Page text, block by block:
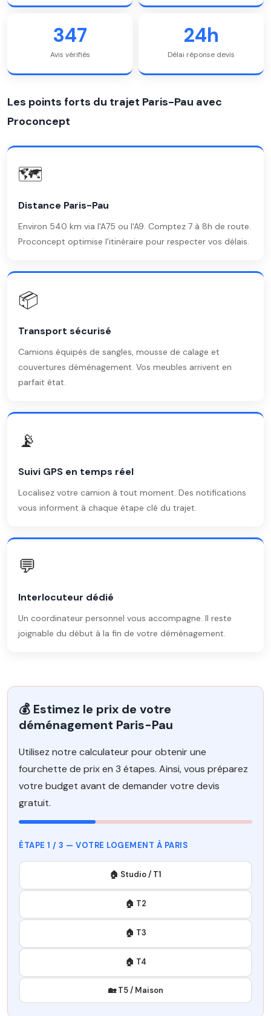
347
Avis vérifiés
24h
Délai réponse devis
Les points forts du trajet Paris-Pau avec
Proconcept
🗺️
Distance Paris-Pau
Environ 540 km via l'A75 ou l'A9. Comptez 7 à 8h de route.
Proconcept optimise l'itinéraire pour respecter vos délais.
📦
Transport sécurisé
Camions équipés de sangles, mousse de calage et
couvertures déménagement. Vos meubles arrivent en
parfait état.
📡
Suivi GPS en temps réel
Localisez votre camion à tout moment. Des notifications
vous informent à chaque étape clé du trajet.
💬
Interlocuteur dédié
Un coordinateur personnel vous accompagne. Il reste
joignable du début à la fin de votre déménagement.
💰 Estimez le prix de votre
déménagement Paris-Pau
Utilisez notre calculateur pour obtenir une
fourchette de prix en 3 étapes. Ainsi, vous préparez
votre budget avant de demander votre devis
gratuit.
ÉTAPE 1 / 3 — VOTRE LOGEMENT À PARIS
🏠 Studio / T1
🏠 T2
🏠 T3
🏠 T4
🏡 T5 / Maison